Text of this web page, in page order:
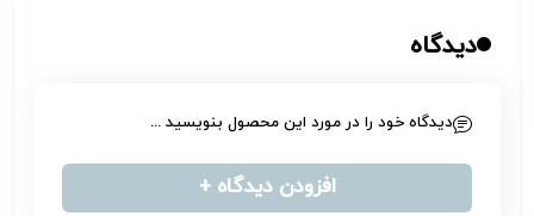
دیدگاه
دیدگاه خود را در مورد این محصول بنویسید ...
افزودن دیدگاه +